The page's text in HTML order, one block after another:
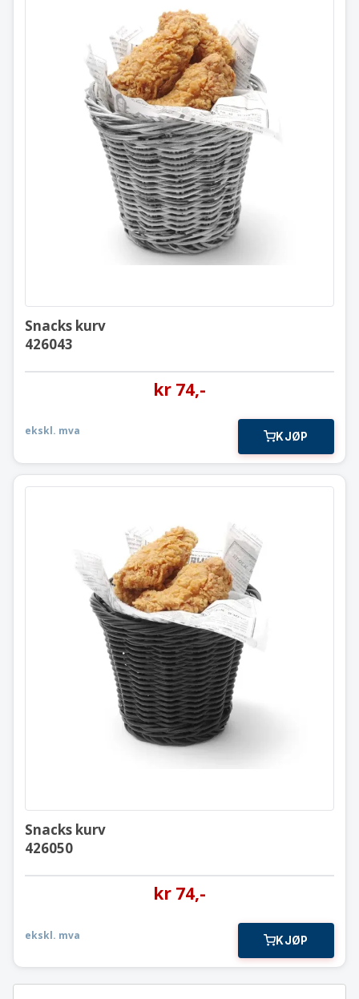
Snacks kurv
426043
Snacks kurv
426043
kr 74,-
ekskl. mva KJØP
Snacks kurv
426050
Snacks kurv
426050
kr 74,-
ekskl. mva KJØP